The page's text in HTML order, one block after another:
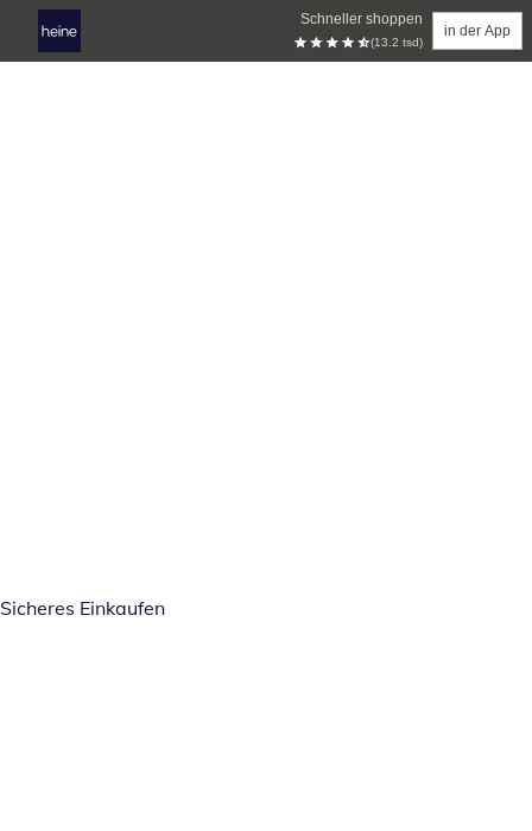
Schneller shoppen
(13.2 tsd)
in der App
Sicheres Einkaufen